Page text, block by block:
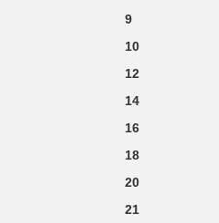
9
10
12
14
16
18
20
21